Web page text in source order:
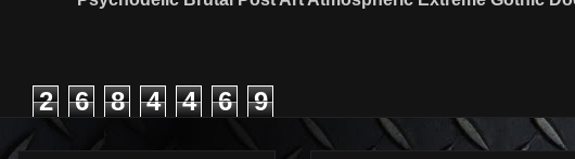
2 6 8 4 4 6 9